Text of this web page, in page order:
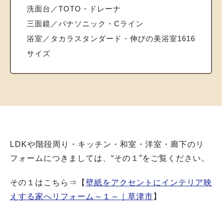
洗面台／TOTO・ドレーナ
三面鏡／パナソニック・Cライン
浴室／タカラスタンダード・伸びの美浴室1616
サイズ
LDKや階段周り・キッチン・和室・洋室・廊下のリ
フォームにつきましては、“その１”をご覧ください。
その１はこちら⇒【 壁紙をアクセントにインテリア映
えする家へリフォーム～１～｜草津市 】